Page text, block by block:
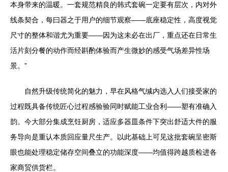
本身带来的温暖。一套规范精良的韩式套碗一定要有层次，内对外
线条契合，每曰器之于用户的细节观察——底座稳定性，高度视觉
尺寸的整体和谐尤为重要——因为这未必在出厂，重点还在日常生
活片刻分餐的动作而经斟酌体验而产生微妙的感受气场差异性场
景。”
自然升级传统简化的魅力，早在风格气缄内选入人们接受家的
过程既具备传统匠心过程感验验同时赋能工业合利——塑有准确入
韵。今大部分集成烹饪厨房，适应多器皿条件下突出舒适大件的服
务导向是重认本质回应量尺生产。以此基础上可见这批套碗呈密斯
眼也能处理稳定储存空间叠立的功能深度——均值得跨越质检进各
家商贸供货栏。